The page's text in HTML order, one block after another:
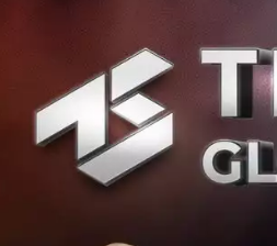
Software Engineer
Marketer ที่เข้าใจทั้ง
สถาปนิกที่สามารถเชื่อ